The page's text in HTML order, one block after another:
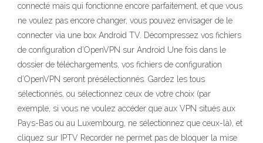
connecté mais qui fonctionne encore parfaitement, et que vous
ne voulez pas encore changer, vous pouvez envisager de le
connecter via une box Android TV. Décompressez vos fichiers
de configuration d’OpenVPN sur Android Une fois dans le
dossier de téléchargements, vos fichiers de configuration
d’OpenVPN seront présélectionnés. Gardez les tous
sélectionnés, ou sélectionnez ceux de votre choix (par
exemple, si vous ne voulez accéder que aux VPN situés aux
Pays-Bas ou au Luxembourg, ne sélectionnez que ceux-là), et
cliquez sur IPTV Recorder ne permet pas de bloquer la mise